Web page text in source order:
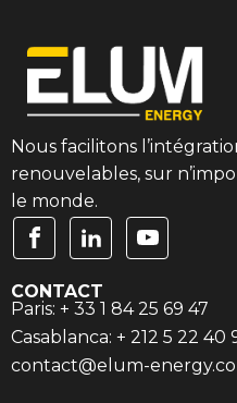
Nous facilitons
renouvelables, sur
le monde.
CONTACT
Paris: + 33 1 84 25 69 47
Casablanca: + 212 5 22 40
contact@elum-